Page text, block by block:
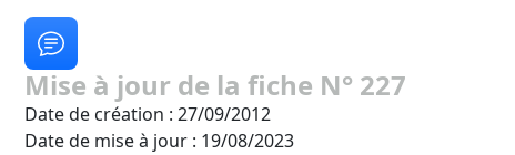
Mise à jour de la fiche N° 227
Date de création : 27/09/2012
Date de mise à jour : 19/08/2023